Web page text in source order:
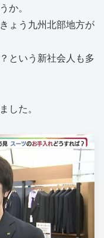
か。
ょう九州北部地方が
という新社会人も多
した。